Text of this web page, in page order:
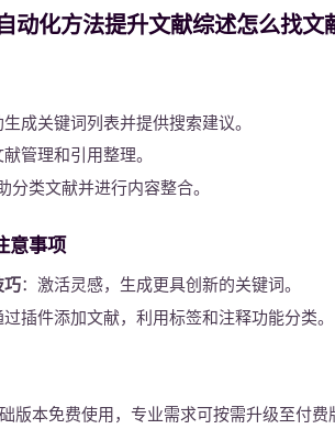
动化方法提升文献综述怎么找文
成关键词列表并提供搜索建议。
管理和引用整理。
分类文献并进行内容整合。
意事项
巧：激活灵感，生成更具创新的关键词。
过插件添加文献，利用标签和注释功能分类。
版本免费使用，专业需求可按需升级至付费